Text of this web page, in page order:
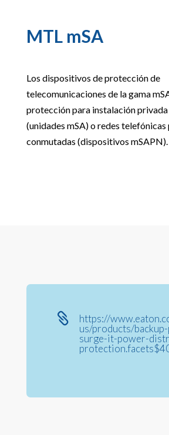
MTL mSA
Los dispositivos de protección de
telecomunicaciones de la gama
protección para instalación privada
(unidades mSA) o redes telefónicas
conmutadas (dispositivos mSAPN).

https://
us/products/
surge-it-power-